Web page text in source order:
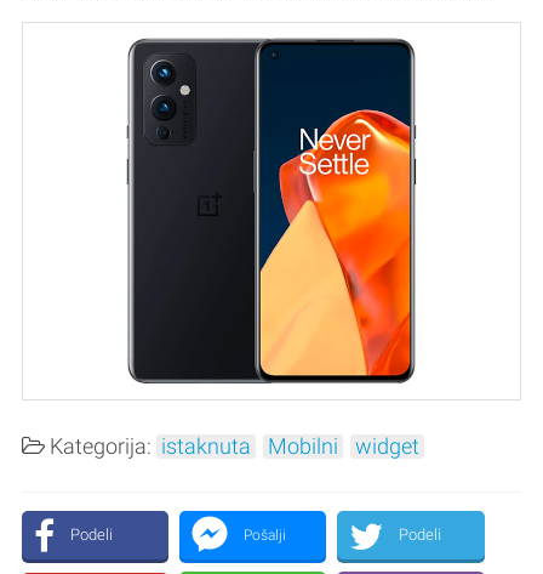
Kategorija: istaknuta Mobilni widget
Podeli Pošalji Podeli